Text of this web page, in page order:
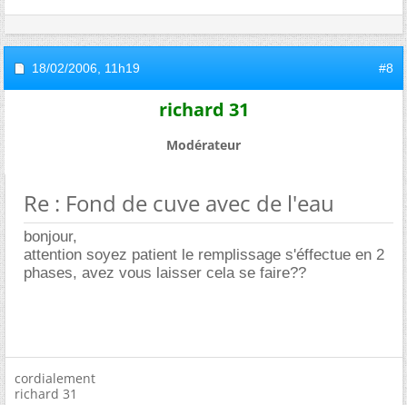
18/02/2006, 11h19 #8
richard 31
Modérateur
Re : Fond de cuve avec de l'eau
bonjour,
attention soyez patient le remplissage s'éffectue en 2
phases, avez vous laisser cela se faire??
cordialement
richard 31